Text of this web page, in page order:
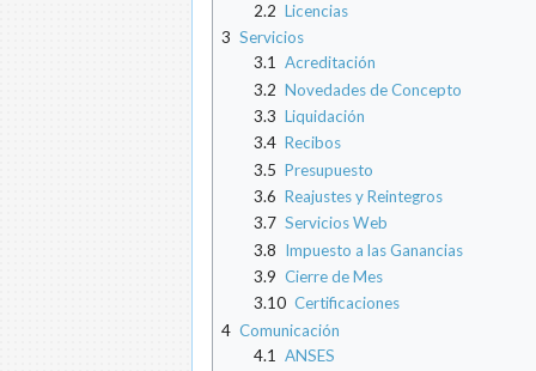
2.2 Licencias
3 Servicios
3.1 Acreditación
3.2 Novedades de Concepto
3.3 Liquidación
3.4 Recibos
3.5 Presupuesto
3.6 Reajustes y Reintegros
3.7 Servicios Web
3.8 Impuesto a las Ganancias
3.9 Cierre de Mes
3.10 Certificaciones
4 Comunicación
4.1
ANSES